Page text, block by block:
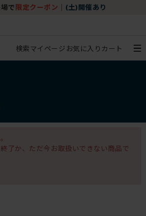
で 限定クーポン (土)開催あり
検索マイページ お気に入り カート
了か、ただ今お取扱いできない商品で